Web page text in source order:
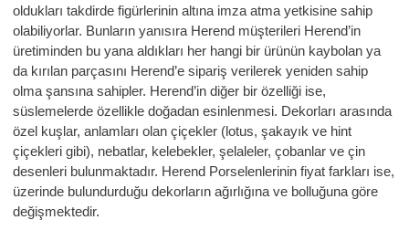
oldukları takdirde figürlerinin altına imza atma yetkisine sahip
olabiliyorlar. Bunların yanısıra Herend müşterileri Herend’in
üretiminden bu yana aldıkları her hangi bir ürünün kaybolan ya
da kırılan parçasını Herend’e sipariş verilerek yeniden sahip
olma şansına sahipler. Herend’in diğer bir özelliği ise,
süslemelerde özellikle doğadan esinlenmesi. Dekorları arasında
özel kuşlar, anlamları olan çiçekler (lotus, şakayık ve hint
çiçekleri gibi), nebatlar, kelebekler, şelaleler, çobanlar ve çin
desenleri bulunmaktadır. Herend Porselenlerinin fiyat farkları ise,
üzerinde bulundurduğu dekorların ağırlığına ve bolluğuna göre
değişmektedir.